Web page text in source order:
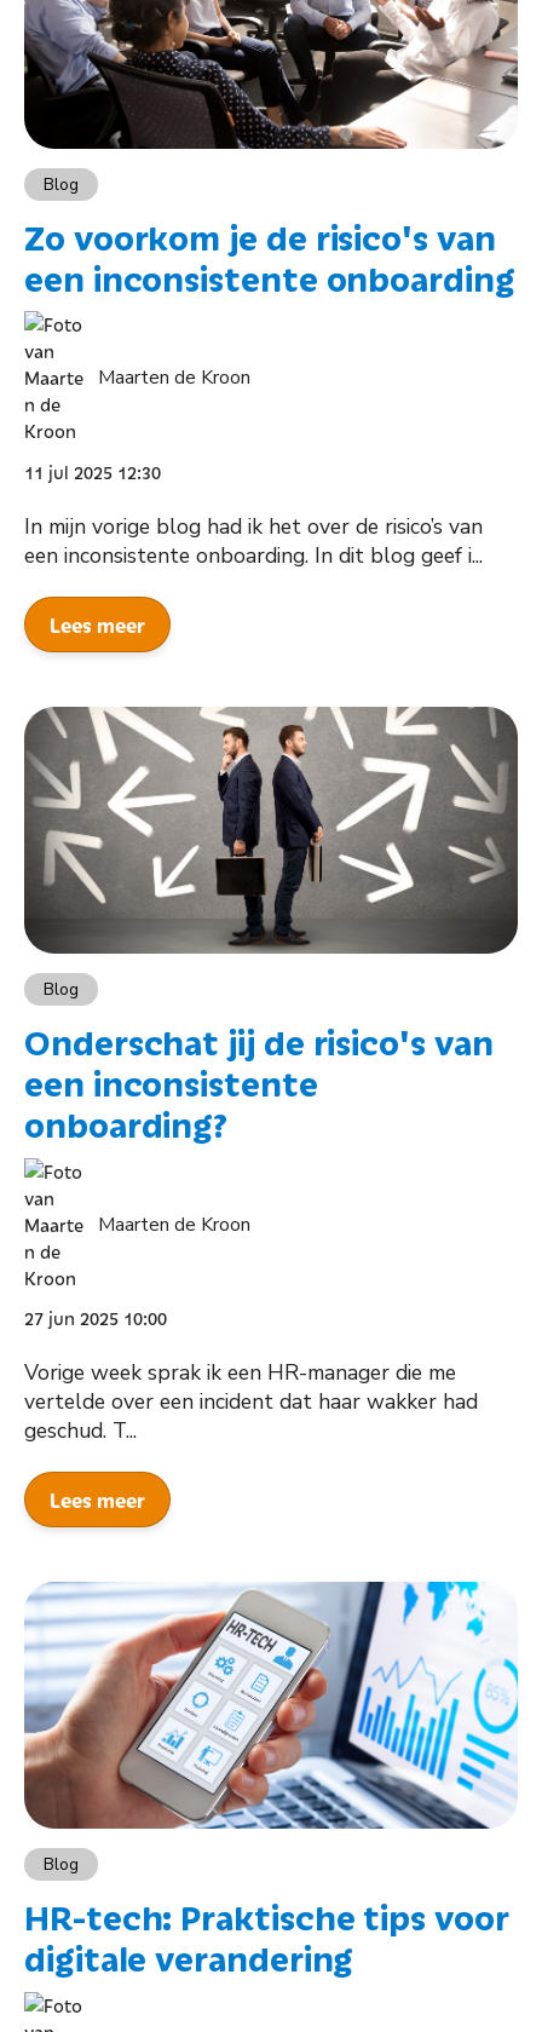
Blog
Zo voorkom je de risico's van
een inconsistente onboarding
Maarten de Kroon
11 jul 2025 12:30
In mijn vorige blog had ik het over de risico’s van
een inconsistente onboarding. In dit blog geef i...
Lees meer
Blog
Onderschat jij de risico's van
een inconsistente
onboarding?
Maarten de Kroon
27 jun 2025 10:00
Vorige week sprak ik een HR-manager die me
vertelde over een incident dat haar wakker had
geschud. T...
Lees meer
Blog
HR-tech: Praktische tips voor
digitale verandering